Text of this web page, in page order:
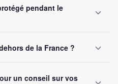
PayPal et Apple
sont jamais stockées sur
pendant le
vous est envoyé par e-mail
de la France ?
à 10 jours ouvrés selon la
un conseil sur vos